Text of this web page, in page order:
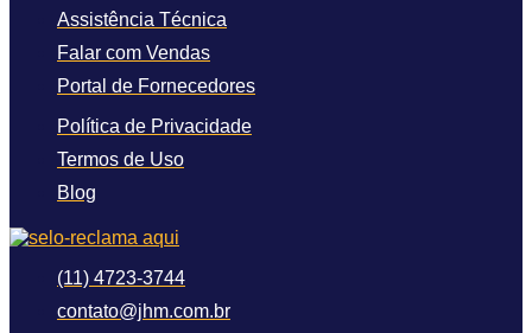
Assistência Técnica
Falar com Vendas
Portal de Fornecedores
Política de Privacidade
Termos de Uso
Blog
(11) 4723-3744
contato@jhm.com.br